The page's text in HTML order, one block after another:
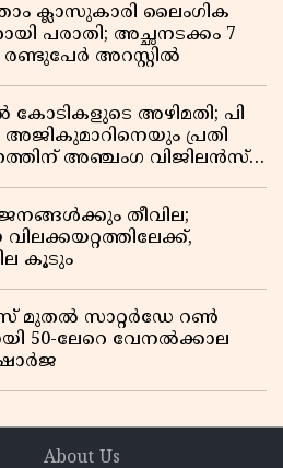
ക്ലാസുകാരി ലൈംഗിക
പരാതി; അച്ഛനടക്കം 7
അറസ്റ്റിൽ
കോടികളുടെ അഴിമതി; പി
പ്രതി
അഞ്ചംഗ വിജിലൻസ്
തീവില;
കൂടും
മുതൽ സാറ്റർഡേ റൺ
50-ലേറെ വേനൽക്കാല
About Us